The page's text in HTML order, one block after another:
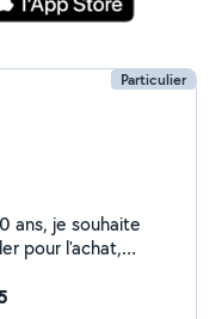
Particulier
ans, je souhaite
pour l'achat,
le quartier des